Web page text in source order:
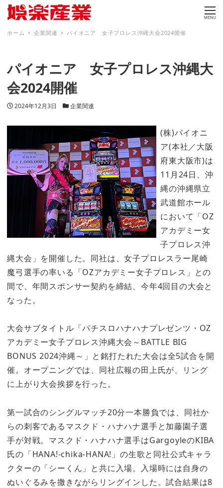
MENU
ホーム 企業関連 パイオニア 女子プロレス沖縄大会2024開催
パイオニア 女子プロレス沖縄大
会2024開催
投稿日
2024年12月3日 カテゴリー
企業関連
(株)パイオニ
ア(本社／大阪
府東大阪市)は
11月24日、沖
縄の沖縄県立
武道館ホール
において「OZ
アカデミー女
子プロレス沖
縄大会」を開催した。同社は、女子プロレスラー尾崎
魔弓選手の率いる「OZアカデミー女子プロレス」との
間で、年間スポンサー契約を締結、今年4回目の大会と
なった。
大会サブタイトル「パチスロハナハナプレゼンツ・OZ
アカデミー女子プロレス沖縄大会～BATTLE BIG
BONUS 2024沖縄～」と銘打たれた大会は全5試合を開
催。オープニングでは、同社広報の田上氏が、リング
に上がり大会挨拶を行った。
第一試合のシングルマッチ20分一本勝負では、同社か
らの刺客であるマスクド・ハナハナ選手と加藤園子選
手が対戦。マスクド・ハナハナ選手はGargoyleのKIBA
氏の「HANA!-chika-HANA!」の生歌と同社公式キャラ
クターの「シーくん」と共に入場。入場時には自身の
ぬいぐるみを撒きながらリングインした。試合結果は8